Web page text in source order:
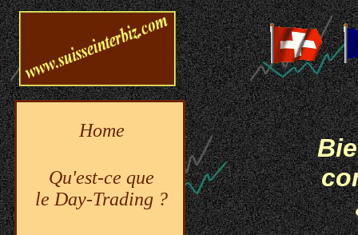
Home
Qu'est-ce que
le Day-Trading ?